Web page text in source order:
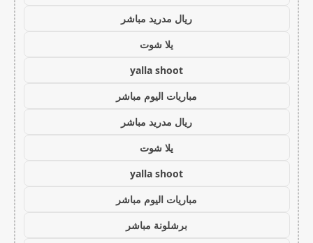
ريال مدريد مباشر
يلا شوت
yalla shoot
مباريات اليوم مباشر
ريال مدريد مباشر
يلا شوت
yalla shoot
مباريات اليوم مباشر
برشلونة مباشر